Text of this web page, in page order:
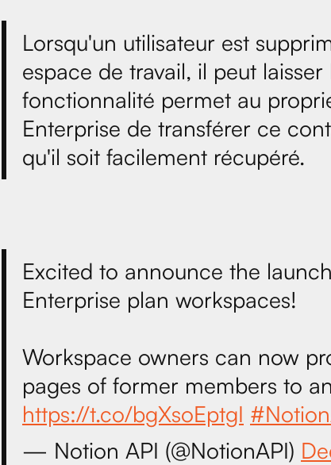
Lorsqu'un utilisateur est
espace de travail, il peut
fonctionnalité permet au
Enterprise de transférer ce
qu'il soit facilement récupéré.
Excited to announce the
Enterprise plan workspaces!
Workspace owners can now
pages of former members to
https://t.co/bgXsoEptgI
— Notion API (@NotionAPI)